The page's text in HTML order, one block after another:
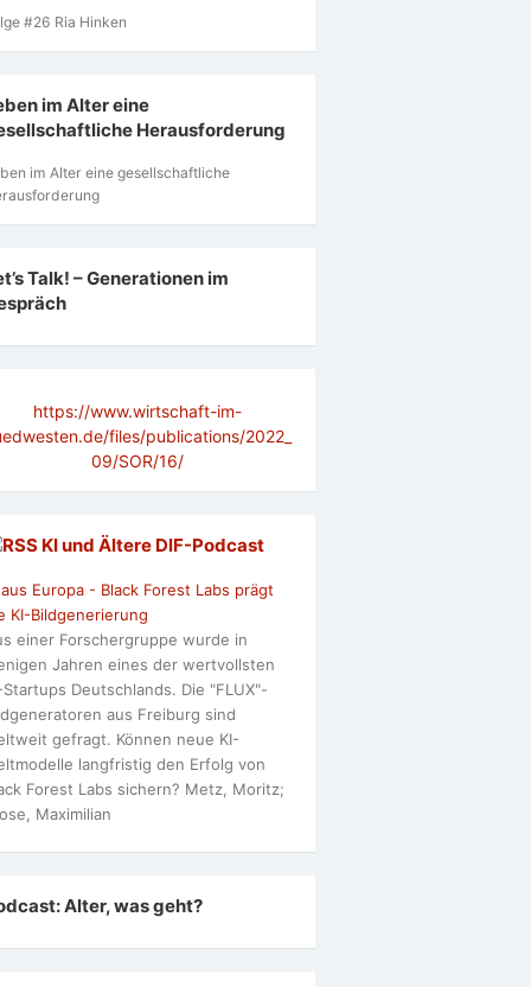
#26 Ria Hinken
im Alter eine
Herausforderung
im Alter eine gesellschaftliche
Talk! – Generationen im
https://www.wirtschaft-im-
files/publications/2022_
09/SOR/16/
KI und Ältere DlF-Podcast
aus Europa - Black Forest Labs prägt
KI-Bildgenerierung
einer Forschergruppe wurde in
Jahren eines der wertvollsten
Startups Deutschlands. Die "FLUX"-
aus Freiburg sind
gefragt. Können neue KI-
langfristig den Erfolg von
Forest Labs sichern? Metz, Moritz;
Maximilian
Alter, was geht?